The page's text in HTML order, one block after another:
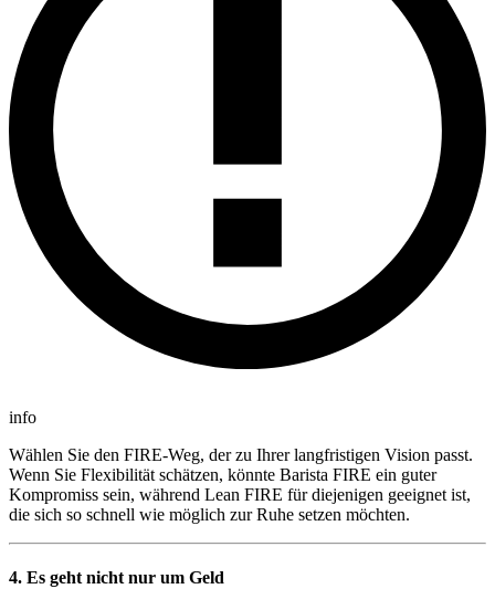
info
Wählen Sie den FIRE-Weg, der zu Ihrer langfristigen Vision passt.
Wenn Sie Flexibilität schätzen, könnte Barista FIRE ein guter
Kompromiss sein, während Lean FIRE für diejenigen geeignet ist,
die sich so schnell wie möglich zur Ruhe setzen möchten.
4. Es geht nicht nur um Geld